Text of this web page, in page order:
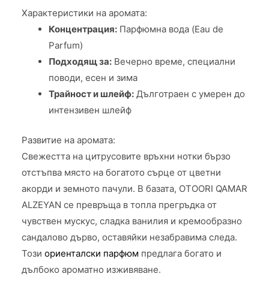
Характеристики на аромата:
Концентрация: Парфюмна вода (Eau de
Parfum)
Подходящ за: Вечерно време, специални
поводи, есен и зима
Трайност и шлейф: Дълготраен с умерен до
интензивен шлейф
Развитие на аромата:
Свежестта на цитрусовите връхни нотки бързо
отстъпва място на богатото сърце от цветни
акорди и земното пачули. В базата, OTOORI QAMAR
ALZEYAN се превръща в топла прегръдка от
чувствен мускус, сладка ванилия и кремообразно
сандалово дърво, оставяйки незабравима следа.
Този ориенталски парфюм предлага богато и
дълбоко ароматно изживяване.